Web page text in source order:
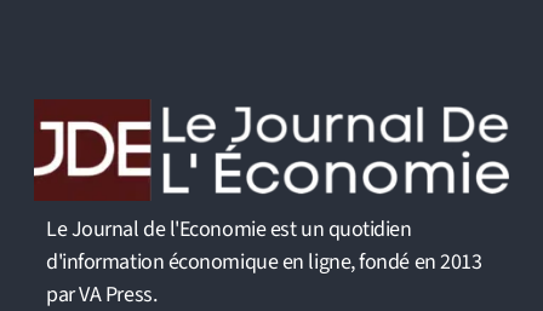
Le Journal de l'Economie est un quotidien
d'information économique en ligne, fondé en 2013
par VA Press.